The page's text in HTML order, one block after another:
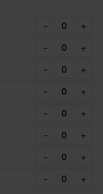
− +
− +
− +
− +
− +
− +
− +
− +